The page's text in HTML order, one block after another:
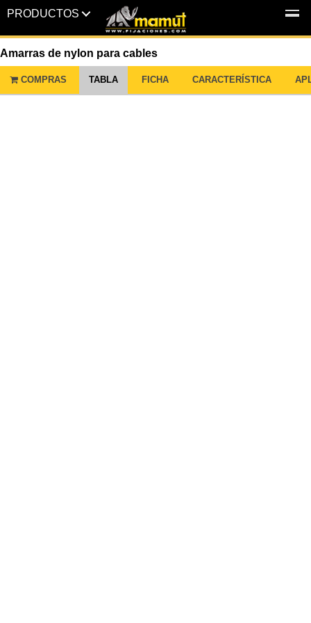
PRODUCTOS
MENU
Amarras de nylon para cables
COMPRAS TABLA FICHA CARACTERÍSTICA